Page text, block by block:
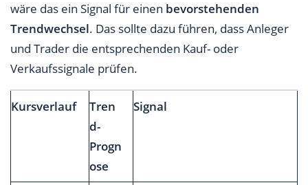
wäre das ein Signal für einen bevorstehenden
Trendwechsel. Das sollte dazu führen, dass Anleger
und Trader die entsprechenden Kauf- oder
Verkaufssignale prüfen.
Kursverlauf
Tren
d-
Progn
ose
Signal